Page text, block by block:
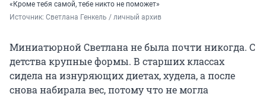
«Кроме тебя самой, тебе никто не поможет»
Источник: Светлана Генкель / личный архив
Миниатюрной Светлана не была почти никогда. С
детства крупные формы. В старших классах
сидела на изнуряющих диетах, худела, а после
снова набирала вес, потому что не могла